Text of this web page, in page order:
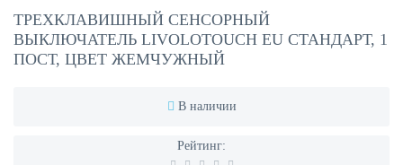
ТРЕХКЛАВИШНЫЙ СЕНСОРНЫЙ
ВЫКЛЮЧАТЕЛЬ LIVOLOTOUCH EU СТАНДАРТ, 1
ПОСТ, ЦВЕТ ЖЕМЧУЖНЫЙ
В наличии
Рейтинг: